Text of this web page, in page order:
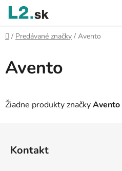
Prejsť
obsah
Domov
/ Predávané značky / Avento
Avento
Žiadne produkty značkyAvento
Kontakt